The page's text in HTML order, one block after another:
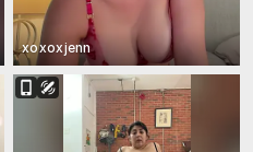
xoxoxjenn